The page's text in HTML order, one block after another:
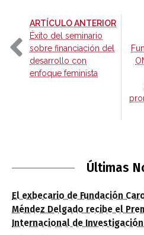
ARTÍCULO ANTERIOR-
Éxito del seminario
sobre financiación del
desarrollo con
enfoque feminista
Últimas
El exbecario de Fundación
Méndez Delgado recibe el
Internacional de